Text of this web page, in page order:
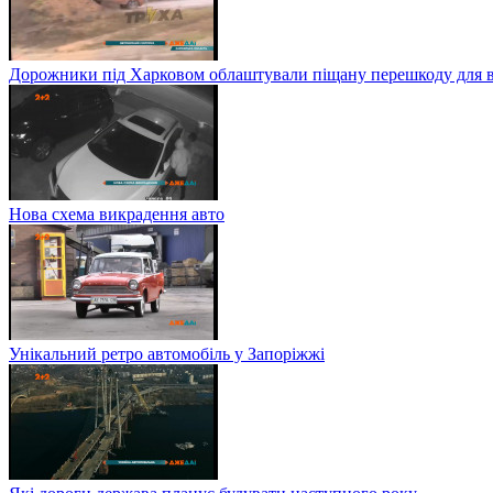
Дорожники під Харковом облаштували піщану перешкоду для
Нова схема викрадення авто
Унікальний ретро автомобіль у Запоріжжі